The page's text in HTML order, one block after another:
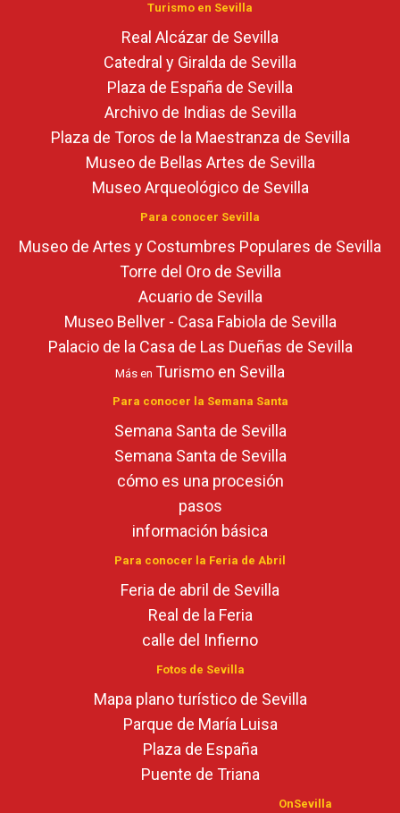
Turismo en Sevilla
Real Alcázar de Sevilla
Catedral y Giralda de Sevilla
Plaza de España de Sevilla
Archivo de Indias de Sevilla
Plaza de Toros de la Maestranza de Sevilla
Museo de Bellas Artes de Sevilla
Museo Arqueológico de Sevilla
Para conocer Sevilla
Museo de Artes y Costumbres Populares de Sevilla
Torre del Oro de Sevilla
Acuario de Sevilla
Museo Bellver - Casa Fabiola de Sevilla
Palacio de la Casa de Las Dueñas de Sevilla
Más en Turismo en Sevilla
Para conocer la Semana Santa
Semana Santa de Sevilla
Semana Santa de Sevilla
cómo es una procesión
pasos
información básica
Para conocer la Feria de Abril
Feria de abril de Sevilla
Real de la Feria
calle del Infierno
Fotos de Sevilla
Mapa plano turístico de Sevilla
Parque de María Luisa
Plaza de España
Puente de Triana
OnSevilla